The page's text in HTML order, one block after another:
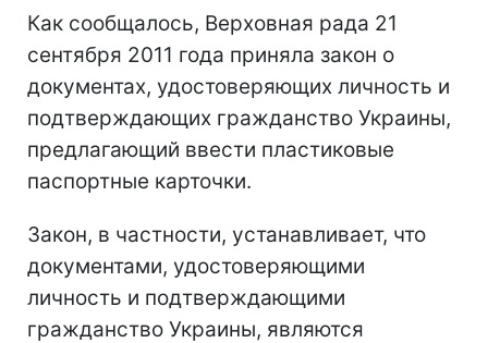
Как сообщалось, Верховная рада 21
сентября 2011 года приняла закон о
документах, удостоверяющих личность и
подтверждающих гражданство Украины,
предлагающий ввести пластиковые
паспортные карточки.
Закон, в частности, устанавливает, что
документами, удостоверяющими
личность и подтверждающими
гражданство Украины, являются